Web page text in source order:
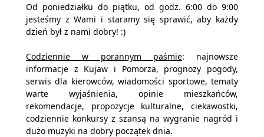
Od poniedziałku do piątku, od godz. 6:00 do 9:00
jesteśmy z Wami i staramy się sprawić, aby każdy
dzień był z nami dobry! :)
Codziennie w porannym paśmie: najnowsze
informacje z Kujaw i Pomorza, prognozy pogody,
serwis dla kierowców, wiadomości sportowe, tematy
warte wyjaśnienia, opinie mieszkańców,
rekomendacje, propozycje kulturalne, ciekawostki,
codziennie konkursy z szansą na wygranie nagród i
dużo muzyki na dobry początek dnia.